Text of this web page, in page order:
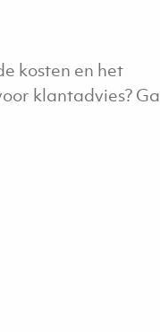
kosten en het
klantadvies? Ga